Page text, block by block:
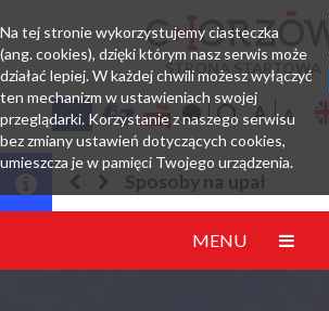
STRONA STARTOWA
Sposoby na upał
MENU
Na tej stronie wykorzystujemy ciasteczka
(ang. cookies), dzięki którym nasz serwis może
działać lepiej. W każdej chwili możesz wyłączyć
ten mechanizm w ustawieniach swojej
przeglądarki. Korzystanie z naszego serwisu
bez zmiany ustawień dotyczących cookies,
umieszcza je w pamięci Twojego urządzenia.